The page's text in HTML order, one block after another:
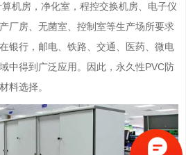
机房，净化室，程控交换机房、电子仪
厂房、无菌室、控制室等生产场所要求
银行，邮电、铁路、交通、医药、微电
中得到广泛应用。因此，永久性PVC防
料选择。